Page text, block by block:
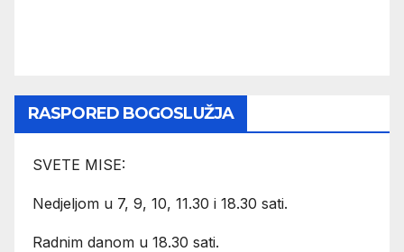
RASPORED BOGOSLUŽJA
SVETE MISE:
Nedjeljom u 7, 9, 10, 11.30 i 18.30 sati.
Radnim danom u 18.30 sati.